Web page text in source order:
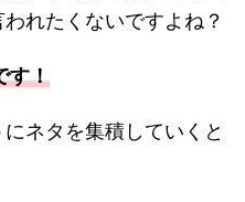
れたくないですよね？
す！
ネタを集積していくと